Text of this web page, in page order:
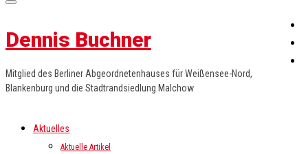
Dennis Buchner
Mitglied des Berliner Abgeordnetenhauses für Weißensee-Nord,
Blankenburg und die Stadtrandsiedlung Malchow
Aktuelles
Aktuelle Artikel